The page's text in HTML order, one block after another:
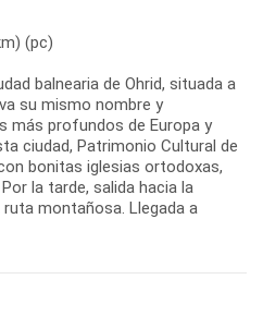
(pc)
balnearia de Ohrid, situada a
su mismo nombre y
más profundos de Europa y
ciudad, Patrimonio Cultural de
bonitas iglesias ortodoxas,
la tarde, salida hacia la
montañosa. Llegada a